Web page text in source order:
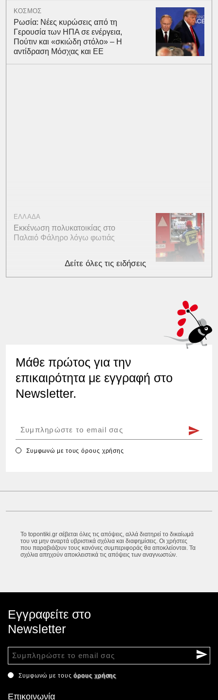
ΚΟΣΜΟΣ
Ρωσία: Νέες κυρώσεις από τη
Γερουσία των ΗΠΑ σε ενέργεια,
Πούτιν και «σκιώδη στόλο» – Η
αντίδραση Μόσχας και ΕΕ
ΕΛΛΑΔΑ
Εκκένωση πολυκατοικίας στο
Παλαιό Φάληρο λόγω φωτιάς
Δείτε όλες τις ειδήσεις
Μάθε πρώτος για την
επικαιρότητα με εγγραφή στο
Newsletter.
Συμφωνώ με τουςόρους χρήσης
Το topontiki.gr σέβεται όλες τις απόψεις, αλλά διατηρεί το δικαίωμά
του να μην αναρτά υβριστικά σχόλια και διαφημίσεις. Οι χρήστες
που παραβιάζουν τους κανόνες συμπεριφοράς θα αποκλείονται. Τα
σχόλια απηχούν αποκλειστικά τις απόψεις των αναγνωστών.
Εγγραφείτε στο
Newsletter
Συμφωνώ με τουςόρους χρήσης
Επικοινωνία